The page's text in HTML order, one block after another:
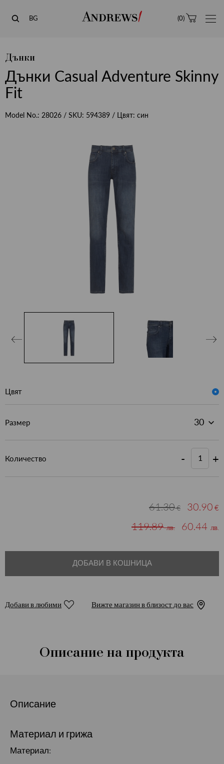
Andrews
BG (0)
Дънки
Дънки Casual Adventure Skinny
Fit
Model No.: 28026 / SKU: 594389 / Цвят: син
Цвят
Размер
Количество - +
61.30€ 30.90 €
119.89лв. 60.44 лв.
ДОБАВИ В КОШНИЦА
Добави в любими Вижте магазин в близост до вас
Описание на продукта
Описание
Материал и грижа
Материал: